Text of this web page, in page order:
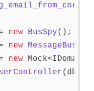
new BusSpy();
new MessageBus
new Mock<
( db